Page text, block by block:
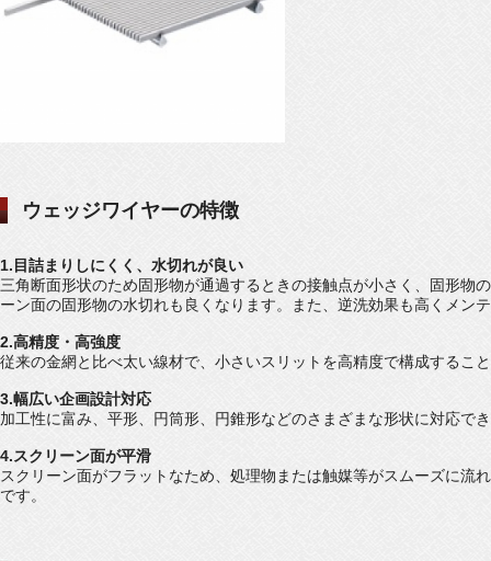
ウェッジワイヤーの特徴
1.目詰まりしにくく、水切れが良い
三角断面形状のため固形物が通過するときの接触点が小さく、固形物
ーン面の固形物の水切れも良くなります。また、逆洗効果も高くメン
2.高精度・高強度
従来の金網と比べ太い線材で、小さいスリットを高精度で構成するこ
3.幅広い企画設計対応
加工性に富み、平形、円筒形、円錐形などのさまざまな形状に対応で
4.スクリーン面が平滑
スクリーン面がフラットなため、処理物または触媒等がスムーズに流
です。